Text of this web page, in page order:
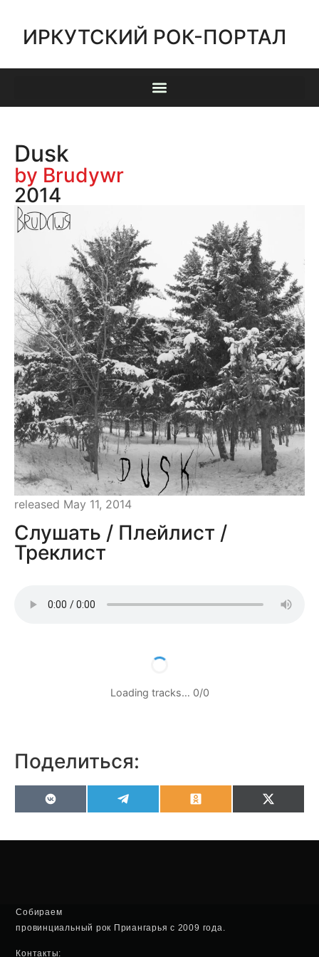
ИРКУТСКИЙ РОК-ПОРТАЛ
Dusk
by Brudywr
2014
released May 11, 2014
Слушать / Плейлист /
Треклист
Loading tracks… 0/0
Поделиться:
VK OdnoklassnikiX
Собираем
провинциальный рок Приангарья с 2009 года.
Контакты: